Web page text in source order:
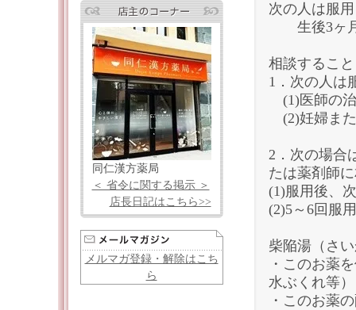
同仁漢方薬局
＜ 省令に関する掲示 ＞
店長日記はこちら>>
メルマガ登録・解除はこち
ら
次の人は服
生後3ヶ月
相談するこ
1．次の人は
(1)医師の
(2)妊婦ま
2．次の場合
たは薬剤師
(1)服用後、
(2)5～6回服
柴陥湯（さ
・このお薬
水ぶくれ等
・このお薬